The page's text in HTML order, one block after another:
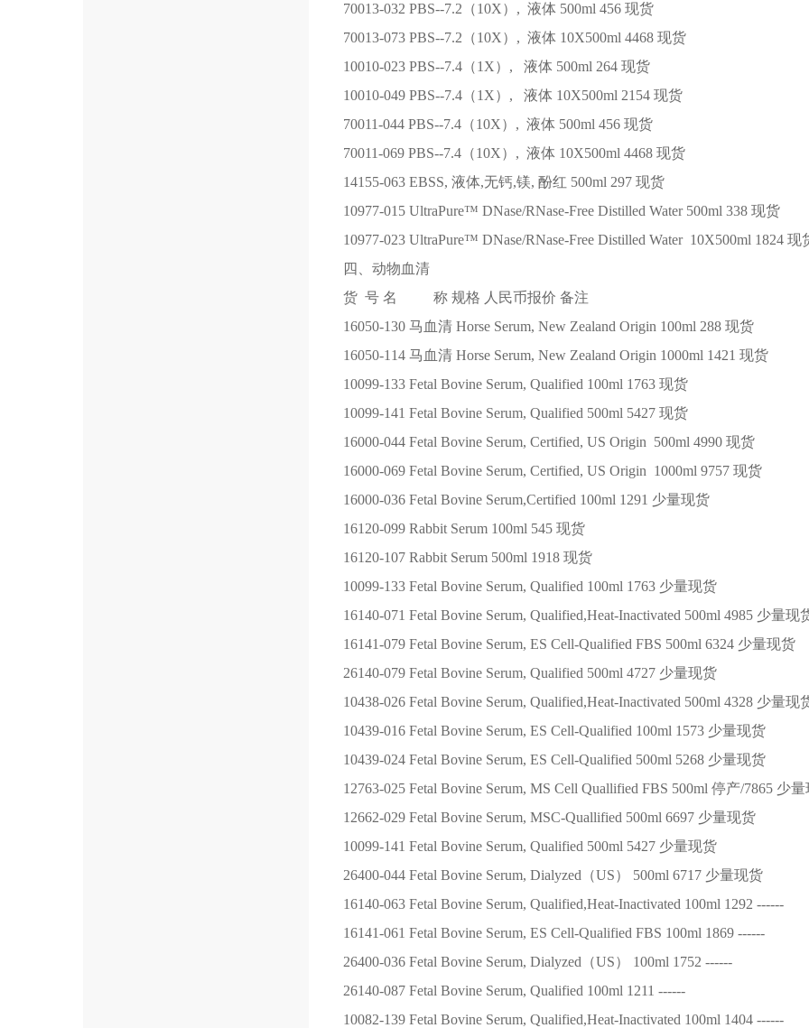
70013-032 PBS--7.2（10X）, 液体 500ml 456 现货
70013-073 PBS--7.2（10X）, 液体 10X500ml 4468 现货
10010-023 PBS--7.4（1X）, 液体 500ml 264 现货
10010-049 PBS--7.4（1X）, 液体 10X500ml 2154 现货
70011-044 PBS--7.4（10X）, 液体 500ml 456 现货
70011-069 PBS--7.4（10X）, 液体 10X500ml 4468 现货
14155-063 EBSS, 液体,无钙,镁, 酚红 500ml 297 现货
10977-015 UltraPure™ DNase/RNase-Free Distilled Water 500ml 338 现货
10977-023 UltraPure™ DNase/RNase-Free Distilled Water 10X500ml 1824 现
四、动物血清
货 号 名 称 规格 人民币报价 备注
16050-130 马血清 Horse Serum, New Zealand Origin 100ml 288 现货
16050-114 马血清 Horse Serum, New Zealand Origin 1000ml 1421 现货
10099-133 Fetal Bovine Serum, Qualified 100ml 1763 现货
10099-141 Fetal Bovine Serum, Qualified 500ml 5427 现货
16000-044 Fetal Bovine Serum, Certified, US Origin 500ml 4990 现货
16000-069 Fetal Bovine Serum, Certified, US Origin 1000ml 9757 现货
16000-036 Fetal Bovine Serum,Certified 100ml 1291 少量现货
16120-099 Rabbit Serum 100ml 545 现货
16120-107 Rabbit Serum 500ml 1918 现货
10099-133 Fetal Bovine Serum, Qualified 100ml 1763 少量现货
16140-071 Fetal Bovine Serum, Qualified,Heat-Inactivated 500ml 4985 少量现
16141-079 Fetal Bovine Serum, ES Cell-Qualified FBS 500ml 6324 少量现货
26140-079 Fetal Bovine Serum, Qualified 500ml 4727 少量现货
10438-026 Fetal Bovine Serum, Qualified,Heat-Inactivated 500ml 4328 少量现
10439-016 Fetal Bovine Serum, ES Cell-Qualified 100ml 1573 少量现货
10439-024 Fetal Bovine Serum, ES Cell-Qualified 500ml 5268 少量现货
12763-025 Fetal Bovine Serum, MS Cell Quallified FBS 500ml 停产/7865 少量
12662-029 Fetal Bovine Serum, MSC-Quallified 500ml 6697 少量现货
10099-141 Fetal Bovine Serum, Qualified 500ml 5427 少量现货
26400-044 Fetal Bovine Serum, Dialyzed（US） 500ml 6717 少量现货
16140-063 Fetal Bovine Serum, Qualified,Heat-Inactivated 100ml 1292 ------
16141-061 Fetal Bovine Serum, ES Cell-Qualified FBS 100ml 1869 ------
26400-036 Fetal Bovine Serum, Dialyzed（US） 100ml 1752 ------
26140-087 Fetal Bovine Serum, Qualified 100ml 1211 ------
10082-139 Fetal Bovine Serum, Qualified,Heat-Inactivated 100ml 1404 ------